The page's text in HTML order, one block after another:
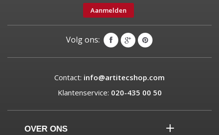
Aanmelden
Volg ons:
Contact: info@artitecshop.com
Klantenservice: 020-435 00 50
OVER ONS